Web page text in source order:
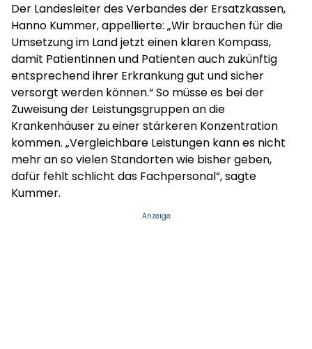
Der Landesleiter des Verbandes der Ersatzkassen,
Hanno Kummer, appellierte: „Wir brauchen für die
Umsetzung im Land jetzt einen klaren Kompass,
damit Patientinnen und Patienten auch zukünftig
entsprechend ihrer Erkrankung gut und sicher
versorgt werden können.“ So müsse es bei der
Zuweisung der Leistungsgruppen an die
Krankenhäuser zu einer stärkeren Konzentration
kommen. „Vergleichbare Leistungen kann es nicht
mehr an so vielen Standorten wie bisher geben,
dafür fehlt schlicht das Fachpersonal“, sagte
Kummer.
Anzeige